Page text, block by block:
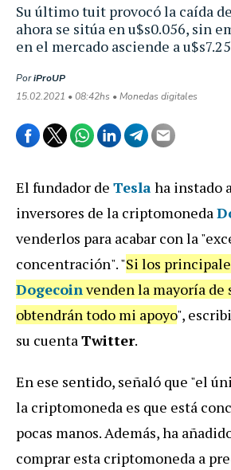
Su último tuit provocó la caída
ahora se sitúa en u$s0.056, sin
en el mercado asciende a
PoriProUP
15.02.2021 • 08:42hs • Monedas digitales
El fundador de Teslaha instado
inversores de la criptomoneda
venderlos para acabar con la
concentración". "Si los
Dogecoinvenden la mayoría de
obtendrán todo mi apoyo",
su cuentaTwitter.
En ese sentido, señaló que "el
la criptomoneda es que está
pocas manos. Además, ha
comprar esta criptomoneda a